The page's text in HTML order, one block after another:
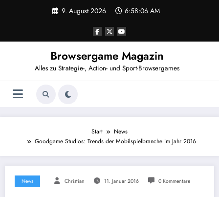
9. August 2026 6:58:06 AM
Browsergame Magazin
Alles zu Strategie-, Action- und Sport-Browsergames
Start
News
Goodgame Studios: Trends der Mobilspielbranche im Jahr 2016
News Christian 11. Januar 2016 0 Kommentare